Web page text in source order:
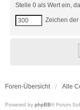
Stelle 0 als Wert ein,
Zeichen
Foren-Übersicht Alle
Powered by phpBB® Forum